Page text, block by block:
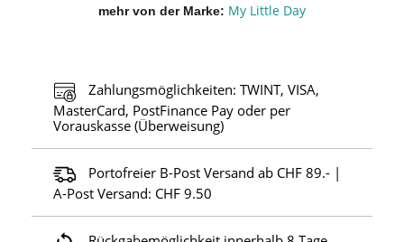
mehr von der Marke My Little Day
Zahlungsmöglichkeiten: TWINT, VISA,
MasterCard, PostFinance Pay oder per
Vorauskasse (Überweisung)
Portofreier B-Post Versand ab CHF 89.- |
A-Post Versand: CHF 9.50